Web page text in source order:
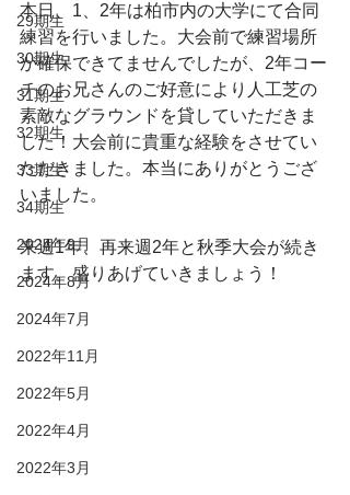
29期生
30期生
31期生
32期生
33期生
34期生
2024年9月
2024年8月
2024年7月
2022年11月
2022年5月
2022年4月
2022年3月
本日、1、2年は柏市内の大学にて合同
練習を行いました。大会前で練習場所
が確保できてませんでしたが、2年コー
チのお兄さんのご好意により人工芝の
素敵なグラウンドを貸していただきま
した！大会前に貴重な経験をさせてい
ただきました。本当にありがとうござ
いました。
来週1年、再来週2年と秋季大会が続き
ます。盛りあげていきましょう！